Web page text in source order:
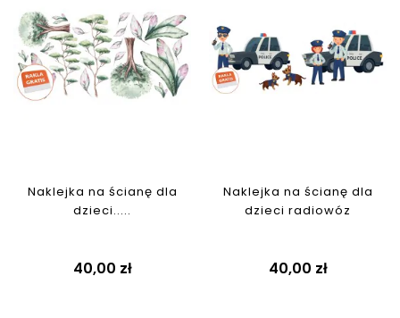
Naklejka na ścianę dla
dzieci.....
Cena
40,00 zł
Naklejka na ścianę dla
dzieci radiowóz
Cena
40,00 zł